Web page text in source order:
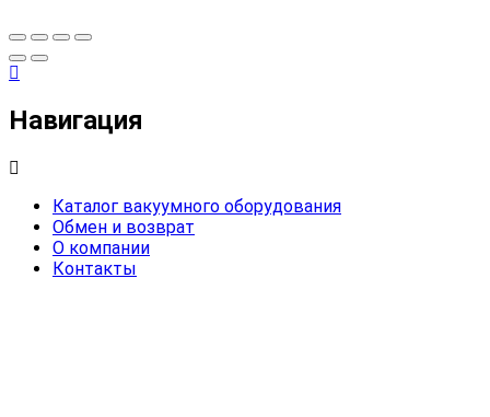
Навигация
Каталог вакуумного оборудования
Обмен и возврат
О компании
Контакты